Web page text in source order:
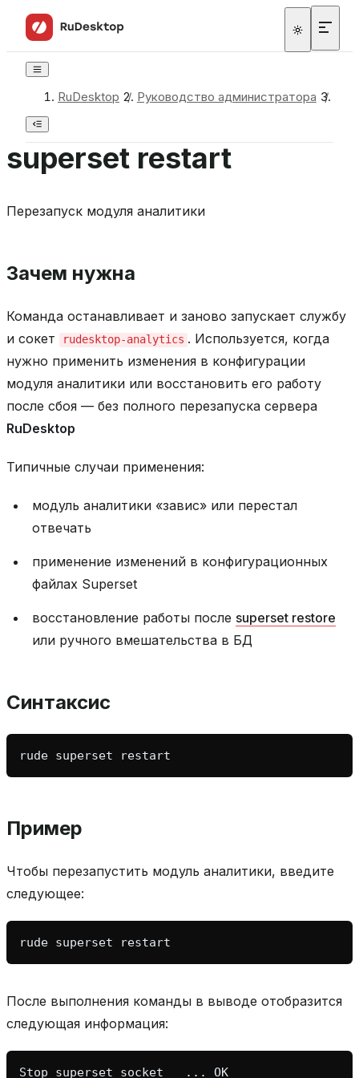
RuDesktop / Руководство администратора /
superset restart
Перезапуск модуля аналитики
Зачем нужна
Команда останавливает и заново запускает службу
и сокет
rudesktop-analytics . Используется, когда
нужно применить изменения в конфигурации
модуля аналитики или восстановить его работу
после сбоя — без полного перезапуска сервера
RuDesktop
Типичные случаи применения:
модуль аналитики «завис» или перестал
отвечать
применение изменений в конфигурационных
файлах Superset
восстановление работы после superset restore
или ручного вмешательства в БД
Синтаксис
rude superset
Пример
Чтобы перезапустить модуль аналитики, введите
следующее:
rude superset
После выполнения команды в выводе отобразится
следующая информация: